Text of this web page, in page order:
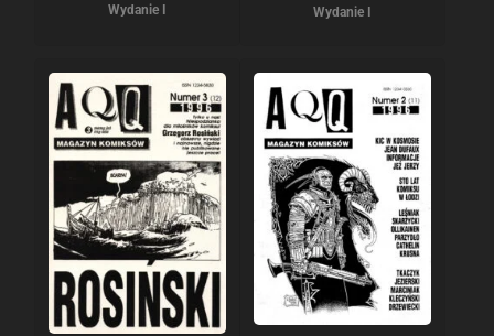
Wydanie I Wydanie I